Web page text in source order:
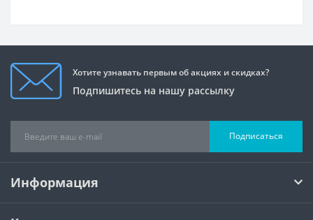
Хотите узнавать первым об акциях и скидках?
Подпишитесь на нашу рассылку
Подписаться
Информация